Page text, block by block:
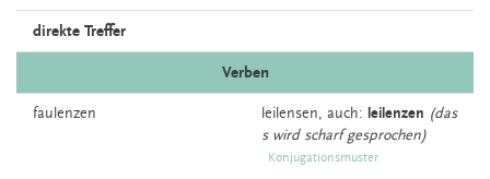
direkte Treffer
Verben
faulenzen leilensen, auch: leilenzen (das
s wird scharf gesprochen)
Konjugationsmuster